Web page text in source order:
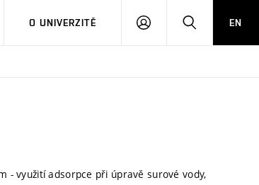
O UNIVERZITĚ
PŘIHLÁSIT HLEDATEN
- využití adsorpce při úpravě surové vody,